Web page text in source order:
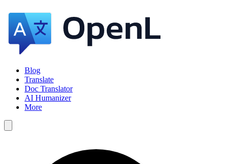
Blog
Translate
Doc Translator
AI Humanizer
More